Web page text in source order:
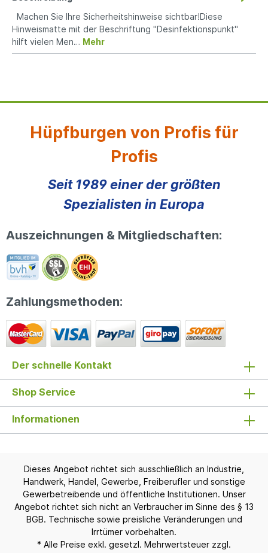
Machen Sie Ihre Sicherheitshinweise sichtbar!Diese
Hinweismatte mit der Beschriftung "Desinfektionspunkt"
hilft vielen Men… Mehr
Hüpfburgen von Profis für
Profis
Seit 1989 einer der größten
Spezialisten in Europa
Auszeichnungen & Mitgliedschaften:
Zahlungsmethoden:
Der schnelle Kontakt
Shop Service
Informationen
Dieses Angebot richtet sich ausschließlich an Industrie,
Handwerk, Handel, Gewerbe, Freiberufler und sonstige
Gewerbetreibende und öffentliche Institutionen. Unser
Angebot richtet sich nicht an Verbraucher im Sinne des § 13
BGB. Technische sowie preisliche Veränderungen und
Irrtümer vorbehalten.
* Alle Preise exkl. gesetzl. Mehrwertsteuer zzgl.